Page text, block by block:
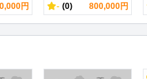
円 - (0) 800,000円